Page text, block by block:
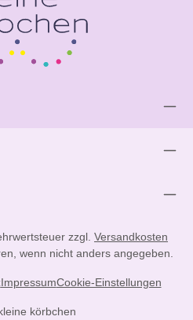
zzgl. Versandkosten
wenn nicht anders angegeben.
körbchen
ImpressumCookie-Einstellungen